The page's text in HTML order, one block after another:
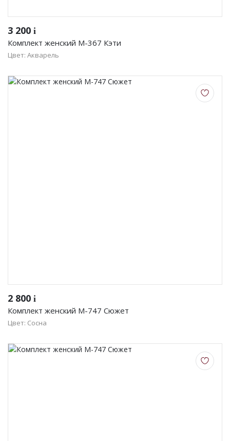
3 200 i
Комплект женский М-367 Кэти
Цвет: Акварель
2 800 i
Комплект женский М-747 Сюжет
Цвет: Сосна